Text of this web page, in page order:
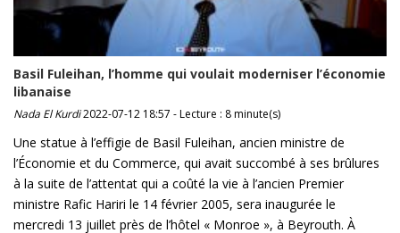
Basil Fuleihan, l’homme qui voulait moderniser l’économie
libanaise
Nada El Kurdi2022-07-12 18:57 - Lecture : 8 minute(s)
Une statue à l’effigie de Basil Fuleihan, ancien ministre de
l’Économie et du Commerce, qui avait succombé à ses brûlures
à la suite de l’attentat qui a coûté la vie à l’ancien Premier
ministre Rafic Hariri le 14 février 2005, sera inaugurée le
mercredi 13 juillet près de l’hôtel « Monroe », à Beyrouth. À